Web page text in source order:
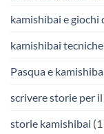
kamishibai e giochi
kamishibai
Pasqua e
scrivere storie per
storie kamishibai